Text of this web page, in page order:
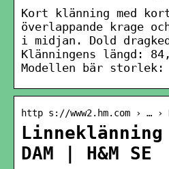
Kort klänning med
överlappande krage
i midjan. Dold
Klänningens längd:
Modellen bär storlek:
http s://www2.hm.com › …
DAM | H&M SE